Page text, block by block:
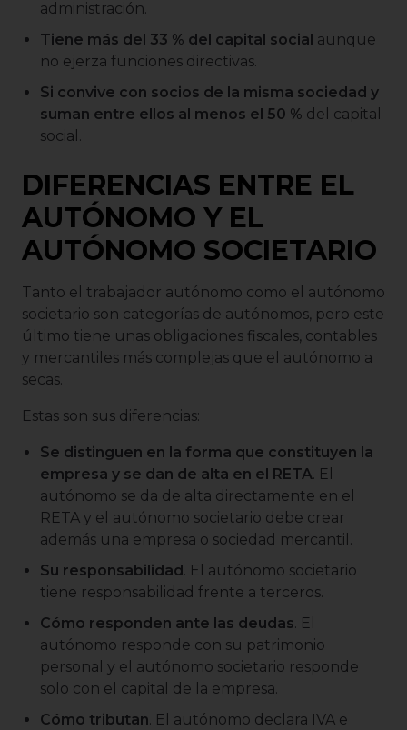
administración.
Tiene más del 33 % del capital social aunque
no ejerza funciones directivas.
Si convive con socios de la misma sociedad y
suman entre ellos al menos el 50 % del capital
social.
DIFERENCIAS ENTRE EL
AUTÓNOMO Y EL
AUTÓNOMO SOCIETARIO
Tanto el trabajador autónomo como el autónomo
societario son categorías de autónomos, pero este
último tiene unas obligaciones fiscales, contables
y mercantiles más complejas que el autónomo a
secas.
Estas son sus diferencias:
Se distinguen en la forma que constituyen la
empresa y se dan de alta en el RETA. El
autónomo se da de alta directamente en el
RETA y el autónomo societario debe crear
además una empresa o sociedad mercantil.
Su responsabilidad. El autónomo societario
tiene responsabilidad frente a terceros.
Cómo responden ante las deudas. El
autónomo responde con su patrimonio
personal y el autónomo societario responde
solo con el capital de la empresa.
Cómo tributan. El autónomo declara IVA e